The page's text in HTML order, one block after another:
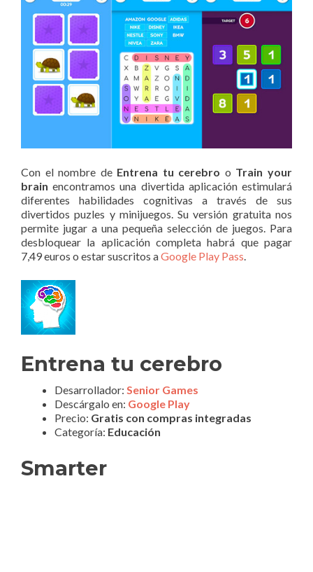
Con el nombre de Entrena tu cerebro o Train your
brain encontramos una divertida aplicación estimulará
diferentes habilidades cognitivas a través de sus
divertidos puzles y minijuegos. Su versión gratuita nos
permite jugar a una pequeña selección de juegos. Para
desbloquear la aplicación completa habrá que pagar
7,49 euros o estar suscritos aGoogle Play Pass.
Entrena tu cerebro
Desarrollador: Senior Games
Descárgalo en: Google Play
Precio: Gratis con compras integradas
Categoría: Educación
Smarter